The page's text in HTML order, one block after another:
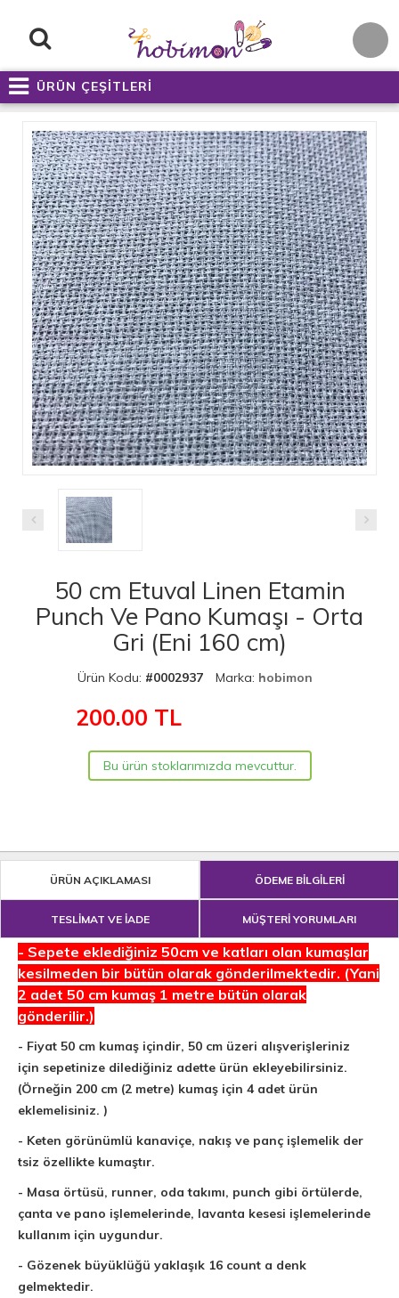
ÜRÜN ÇEŞİTLERİ
50 cm Etuval Linen Etamin
Punch Ve Pano Kumaşı - Orta
Gri (Eni 160 cm)
Ürün Kodu: #0002937 Marka: hobimon
200.00 TL
Bu ürün stoklarımızda mevcuttur.
ÜRÜN AÇIKLAMASI ÖDEME BİLGİLERİ
TESLİMAT VE İADE MÜŞTERİ YORUMLARI
- Sepete eklediğiniz 50cm ve katları olan kumaşlar
kesilmeden bir bütün olarak gönderilmektedir. (Yani
2 adet 50 cm kumaş 1 metre bütün olarak
gönderilir.)
- Fiyat 50 cm kumaş içindir, 50 cm üzeri alışverişleriniz
için sepetinize dilediğiniz adette ürün ekleyebilirsiniz.
(Örneğin 200 cm (2 metre) kumaş için 4 adet ürün
eklemelisiniz. )
- Keten görünümlü kanaviçe, nakış ve panç işlemelik der​
tsiz özellikte kumaştır.
- Masa örtüsü, runner, oda takımı, punch gibi örtülerde,
çanta ve pano işlemelerinde, lavanta kesesi işlemelerinde
kullanım için uygundur.
- Gözenek büyüklüğü yaklaşık 16 count a denk
gelmektedir.